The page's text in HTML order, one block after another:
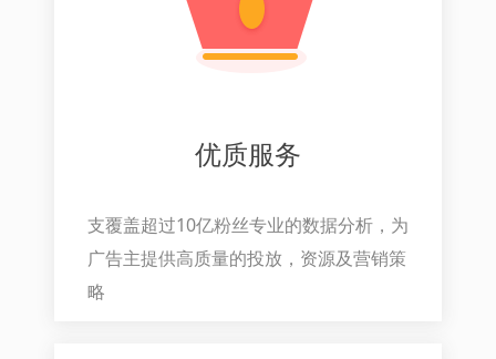
优质服务
支覆盖超过10亿粉丝专业的数据分析，为
广告主提供高质量的投放，资源及营销策
略